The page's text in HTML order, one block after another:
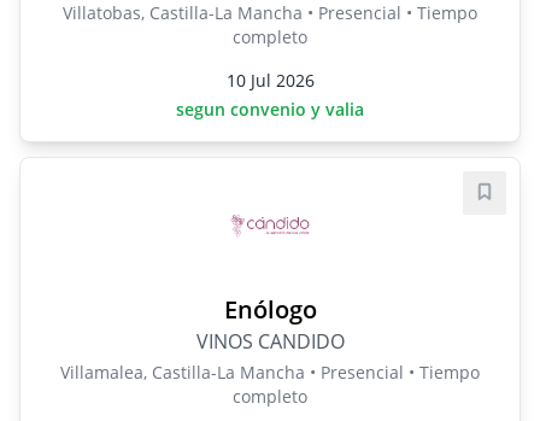
Villatobas, Castilla-La Mancha • Presencial • Tiempo
completo
10 Jul 2026
segun convenio y valia
Enólogo
VINOS CANDIDO
Villamalea, Castilla-La Mancha • Presencial • Tiempo
completo